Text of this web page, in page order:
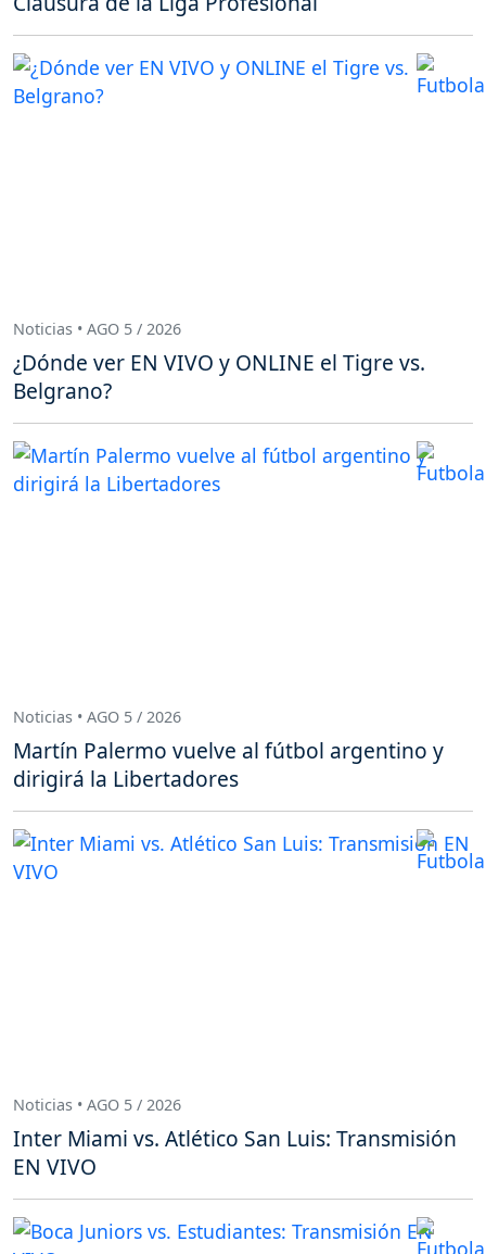
Noticias • AGO 5 / 2026
¿Dónde ver EN VIVO y ONLINE el Tigre vs.
Belgrano?
Noticias • AGO 5 / 2026
Martín Palermo vuelve al fútbol argentino y
dirigirá la Libertadores
Noticias • AGO 5 / 2026
Inter Miami vs. Atlético San Luis: Transmisión
EN VIVO